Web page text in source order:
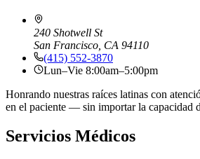
240 Shotwell St
San Francisco, CA 94110
(415) 552-3870
Lun–Vie 8:00am–5:00pm
Honrando nuestras raíces latinas con
en el paciente — sin importar la capacidad
Servicios Médicos